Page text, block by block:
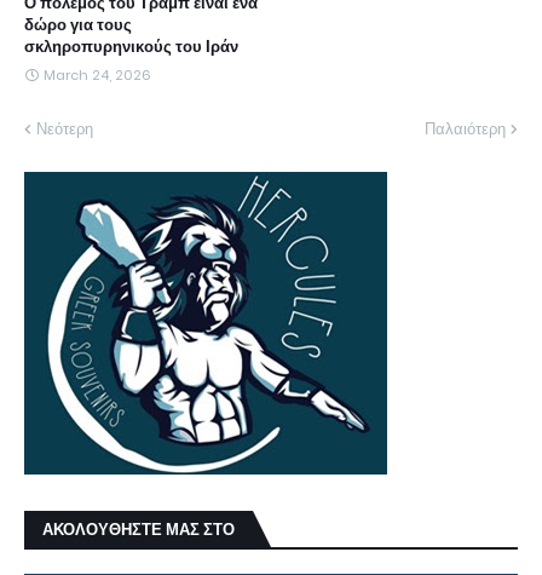
δώρο για τους
σκληροπυρηνικούς του Ιράν
March 24, 2026
Νεότερη Παλαιότερη
ΑΚΟΛΟΥΘΗΣΤΕ ΜΑΣ ΣΤΟ